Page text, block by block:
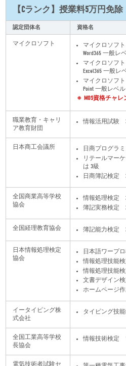
【Cランク】授業料5万円免除
認定団体名 資格名
マイクロソフト
マイクロソフ
Word365 一般レ
マイクロソフ
Excel365 一般レ
マイクロソフ
Point 一般レベ
MOS資格チャ
職業教育・キャリ
ア教育財団
情報活用試験
日本商工会議所
日商プログラミ
リテールマー
は 3級
日商簿記検定
全国商業高等学校
協会
情報処理検定
簿記実務検定
全国経理教育協会 簿記能力検定
日本情報処理検定
協会
日本語ワープ
情報処理技能
情報処理技能
文書デザイン
ホームページ
イータイピング株
式会社
タイピング技
全国工業高等学校
長協会
情報技術検定
電気技術者試験セ